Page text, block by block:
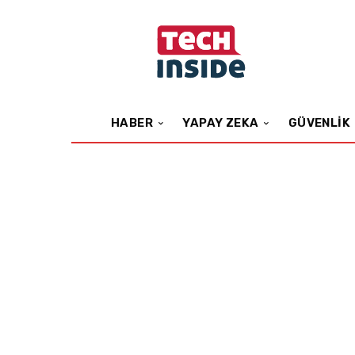
HABER YAPAY ZEKA GÜVENLIK